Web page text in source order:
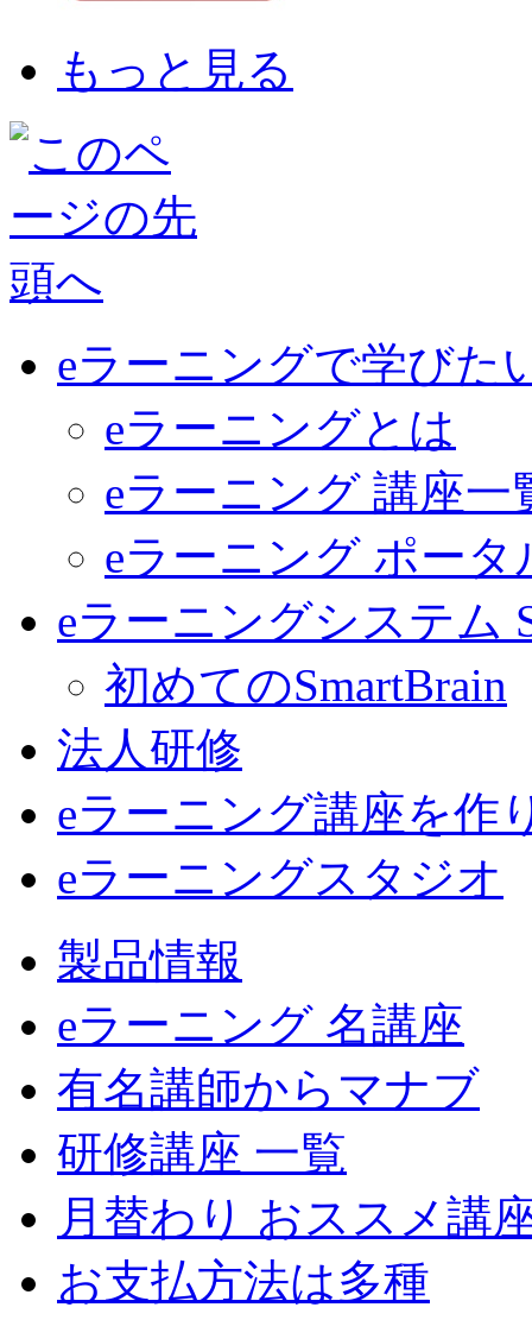
もっと見る
eラーニングで学びた
eラーニングとは
eラーニング 講座一
eラーニング ポータ
eラーニングシステム
初めてのSmartBrain
法人研修
eラーニング講座を作
eラーニングスタジオ
製品情報
eラーニング 名講座
有名講師からマナブ
研修講座 一覧
月替わり おススメ講
お支払方法は多種